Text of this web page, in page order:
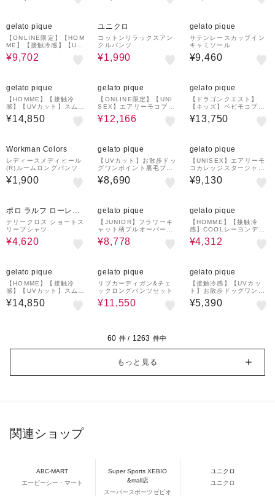
gelato pique
【ONLINE限定】【HOM
ME】【接触冷感】【UV
カット】パイルワンポイ
ントロゴ刺繍プルオーバ
¥9,702
ユニクロ
コットンリラックスアン
クルパンツ
¥1,990
gelato pique
サテンレースカップイン
キャミソール
¥9,460
gelato pique
【HOMME】【接触冷
感】【UVカット】スムー
ズィーliteクールロゴジ
ャガードプルオーバー&
¥14,850
gelato pique
【ONLINE限定】【UNI
SEX】エアリーモコプレ
イフルDOGジャガードプ
ルオーバー&ボーダーロ
¥12,166
gelato pique
【ドラゴンクエスト】
【キッズ】ベビモコプル
オーバー&ボーダーロン
グパンツセット
¥13,750
Workman Colors
レディースメディヒール
(R)ルームロングパンツ
¥1,900
gelato pique
【UVカット】お散歩ドッ
グワンポイント裏毛プル
オーバー
¥8,690
gelato pique
【UNISEX】エアリーモ
コカレッジスタージャガ
ードプルオーバー
¥9,130
ポロ ラルフ ローレン
アンダーウェア
テリークロス ショートス
リーブシャツ
¥4,620
gelato pique
【JUNIOR】フラワーキ
ャット柄プルオーバー&
ロングパンツセット
¥8,778
gelato pique
【HOMME】【接触冷
感】COOLレーヨンデザ
ートロゴTシャツ
¥4,312
gelato pique
【HOMME】【接触冷
感】【UVカット】スムー
ズィーliteクールロゴジ
ャガードプルオーバー&
¥14,850
gelato pique
リブカーディガン&チェ
ックロングパンツセット
¥11,550
gelato pique
【接触冷感】【UVカッ
ト】お散歩ドッグワンポ
イントTシャツ
¥5,390
60 件 / 1263 件中
もっと見る
関連ショップ
ABC-MART
エービーシー・マート
Super Sports XEBIO
&mall店
スーパースポーツゼビオ
ユニクロ
ユニクロ